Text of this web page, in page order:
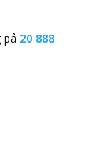
på 20 888